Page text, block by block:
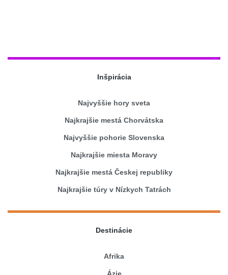
Inšpirácia
Najvyššie hory sveta
Najkrajšie mestá Chorvátska
Najvyššie pohorie Slovenska
Najkrajšie miesta Moravy
Najkrajšie mestá Českej republiky
Najkrajšie túry v Nízkych Tatrách
Destinácie
Afrika